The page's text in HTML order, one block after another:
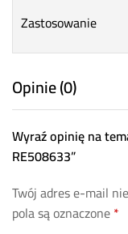
Zastosowanie
Opinie (0)
Wyraź opinię na
RE508633”
Twój adres e-mail
pola są oznaczone*